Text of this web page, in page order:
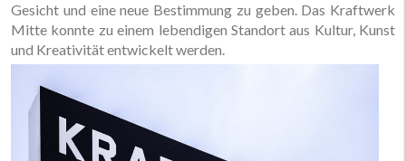
Gesicht und eine neue Bestimmung zu geben. Das Kraftwerk
Mitte konnte zu einem lebendigen Standort aus Kultur, Kunst
und Kreativität entwickelt werden.